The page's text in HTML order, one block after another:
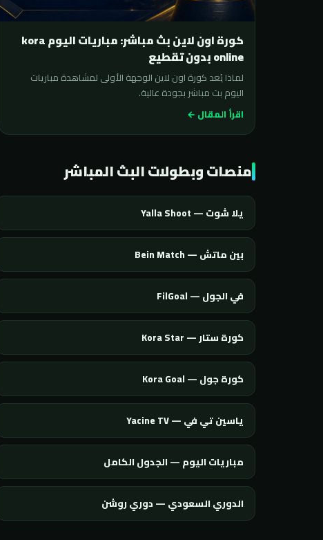
كورة اون لاين بث مباشر: مباريات اليوم kora
online بدون تقطيع
لماذا يُعد كورة اون لاين الوجهة الأولى لمشاهدة مباريات
اليوم بث مباشر بجودة عالية.
اقرأ المقال ←
منصات وبطولات البث المباشر
يلا شوت — Yalla Shoot
بين ماتش — Bein Match
في الجول — FilGoal
كورة ستار — Kora Star
كورة جول — Kora Goal
ياسين تي في — Yacine TV
مباريات اليوم — الجدول الكامل
الدوري السعودي — دوري روشن